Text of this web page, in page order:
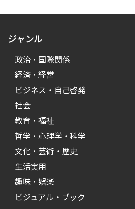
ジャンル
政治・国際関係
経済・経営
ビジネス・自己啓発
社会
教育・福祉
哲学・心理学・科学
文化・芸術・歴史
生活実用
趣味・娯楽
ビジュアル・ブック